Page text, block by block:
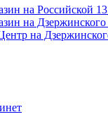
на Российской
на Дзержинского
на